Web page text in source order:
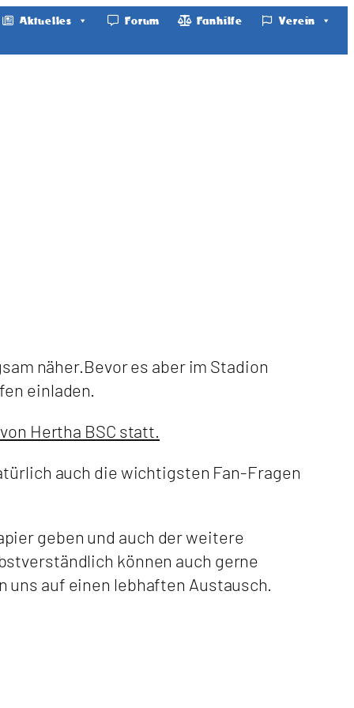
Aktuelles Forum Fanhilfe Verein
näher.Bevor es aber im Stadion
einladen.
Hertha BSC statt.
auch die wichtigsten Fan-Fragen
geben und auch der weitere
können auch gerne
auf einen lebhaften Austausch.